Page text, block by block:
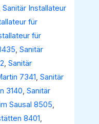
Sanitär Installateur
für
für
,Sanitär
,Sanitär
7341,Sanitär
3140,Sanitär
Sausal 8505,
8401,